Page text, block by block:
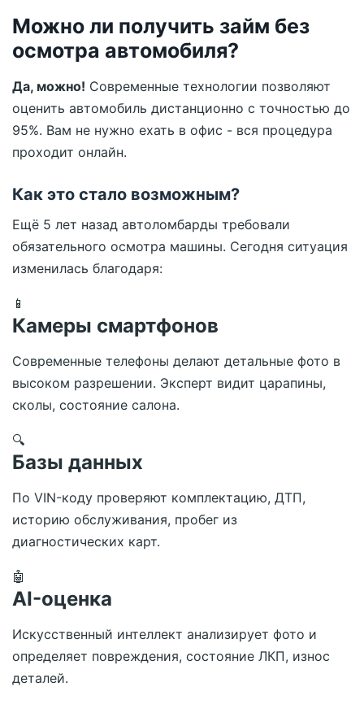
Можно ли получить займ без
осмотра автомобиля?
Да, можно! Современные технологии позволяют
оценить автомобиль дистанционно с точностью до
95%. Вам не нужно ехать в офис - вся процедура
проходит онлайн.
Как это стало возможным?
Ещё 5 лет назад автоломбарды требовали
обязательного осмотра машины. Сегодня ситуация
изменилась благодаря:
📱
Камеры смартфонов
Современные телефоны делают детальные фото в
высоком разрешении. Эксперт видит царапины,
сколы, состояние салона.
🔍
Базы данных
По VIN-коду проверяют комплектацию, ДТП,
историю обслуживания, пробег из
диагностических карт.
🤖
AI-оценка
Искусственный интеллект анализирует фото и
определяет повреждения, состояние ЛКП, износ
деталей.